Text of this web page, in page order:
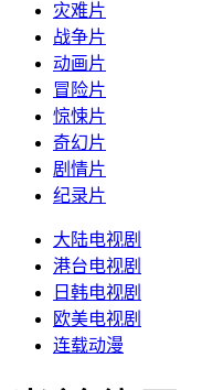
灾难片
战争片
动画片
冒险片
惊悚片
奇幻片
剧情片
纪录片
大陆电视剧
港台电视剧
日韩电视剧
欧美电视剧
连载动漫